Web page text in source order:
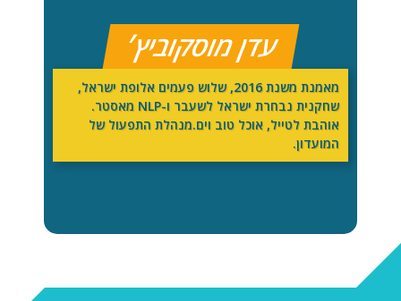
עדן מוסקוביץ׳
מאמנת משנת 2016, שלוש פעמים אלופת ישראל,
שחקנית נבחרת ישראל לשעבר ו-NLP מאסטר.
אוהבת לטייל, אוכל טוב וים.מנהלת התפעול של
המועדון.